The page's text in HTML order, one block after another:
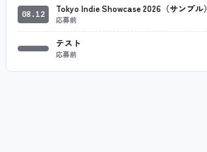
08.12 Tokyo Indie Showcase 2026（サンプル）
応募前
テスト
応募前